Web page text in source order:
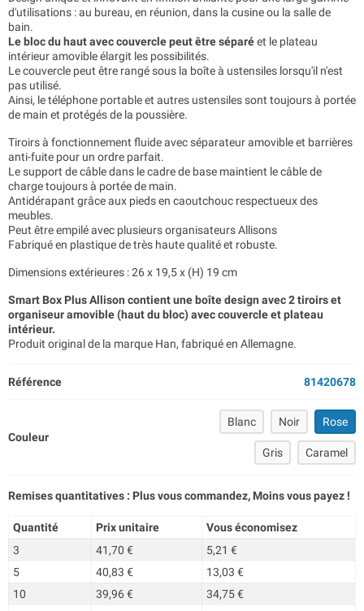
d'utilisations : au bureau, en réunion, dans la cusine ou la salle de
bain.
Le bloc du haut avec couvercle peut être séparéet le plateau
intérieur amovible élargit les possibilités.
Le couvercle peut être rangé sous la boîte à ustensiles lorsqu'il n'est
pas utilisé.
Ainsi, le téléphone portable et autres ustensiles sont toujours à portée
de main et protégés de la poussière.
Tiroirs à fonctionnement fluide avec séparateur amovible et barrières
anti-fuite pour un ordre parfait.
Le support de câble dans le cadre de base maintient le câble de
charge toujours à portée de main.
Antidérapant grâce aux pieds en caoutchouc respectueux des
meubles.
Peut être empilé avec plusieurs organisateurs Allisons
Fabriqué en plastique de très haute qualité et robuste.
Dimensions extérieures : 26 x 19,5 x (H) 19 cm
Smart Box Plus Allison contient une boîte design avec 2 tiroirs et
organiseur amovible (haut du bloc) avec couvercle et plateau
intérieur.
Produit original de la marque Han, fabriqué en Allemagne.
Référence 81420678
Couleur
Blanc Noir Rose
Gris Caramel
Remises quantitatives : Plus vous commandez, Moins vous payez !
Quantité Prix unitaire
Vous économisez
3
41,70 €
5,21 €
5
40,83 €
13,03 €
10
39,96 €
34,75 €